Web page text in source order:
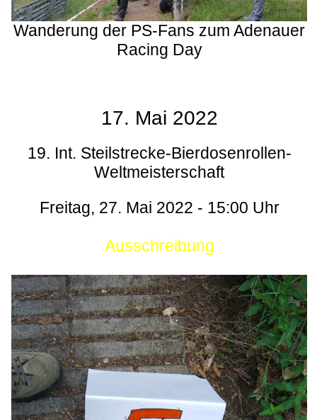
Wanderung der PS-Fans zum Adenauer
Racing Day
17. Mai 2022
19. Int. Steilstrecke-Bierdosenrollen-
Weltmeisterschaft
Freitag, 27. Mai 2022 - 15:00 Uhr
Ausschreibung